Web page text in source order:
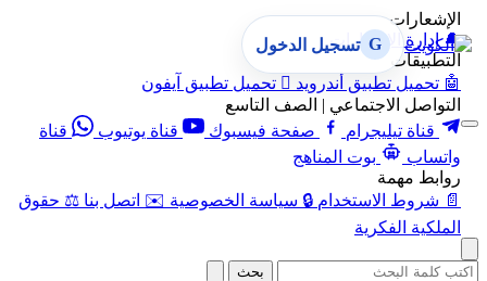
الإشعارات
🔔 إدارة الإشعارات
التطبيقات
🤖 تحميل تطبيق أندرويد  تحميل تطبيق آيفون
التواصل الاجتماعي | الصف التاسع
قناة تيليجرام
صفحة فيسبوك قناة يوتيوب
قناة
واتساب
بوت المناهج
روابط مهمة
📄 شروط الاستخدام 🔒 سياسة الخصوصية ✉️ اتصل بنا ⚖️ حقوق
الملكية الفكرية
G تسجيل الدخول
بحث